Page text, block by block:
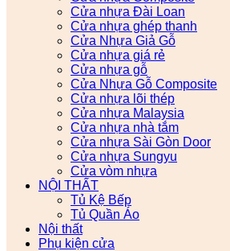
Cửa nhựa Đài Loan
Cửa nhựa ghép thanh
Cửa Nhựa Giả Gỗ
Cửa nhựa giá rẻ
Cửa nhựa gỗ
Cửa Nhựa Gỗ Composite
Cửa nhựa lõi thép
Cửa nhựa Malaysia
Cửa nhựa nhà tắm
Cửa nhựa Sài Gòn Door
Cửa nhựa Sungyu
Cửa vòm nhựa
NỘI THẤT
Tủ Kệ Bếp
Tủ Quần Áo
Nội thất
Phụ kiện cửa